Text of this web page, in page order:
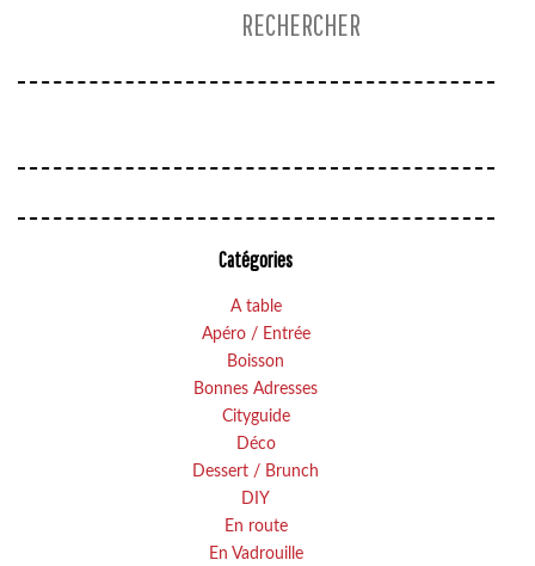
Catégories
A table
Apéro / Entrée
Boisson
Bonnes Adresses
Cityguide
Déco
Dessert / Brunch
DIY
En route
En Vadrouille